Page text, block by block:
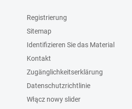
Registrierung
Sitemap
Identifizieren Sie das Material
Kontakt
Zugänglichkeitserklärung
Datenschutzrichtlinie
Włącz nowy slider